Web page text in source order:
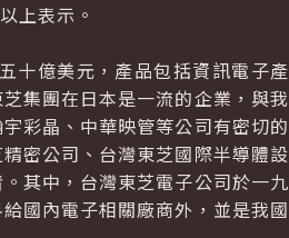
上表示。
億美元，產品包括資訊電子產
集團在日本是一流的企業，與我
彩晶、中華映管等公司有密切的
密公司、台灣東芝國際半導體設
其中，台灣東芝電子公司於一九
國內電子相關廠商外，並是我國